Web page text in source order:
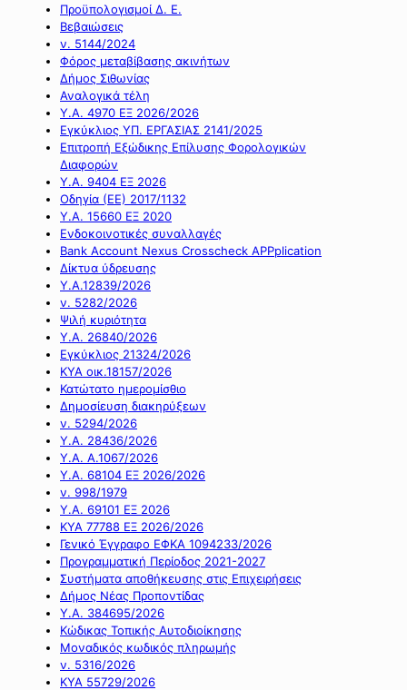
Προϋπολογισμοί Δ. Ε.
Βεβαιώσεις
ν. 5144/2024
Φόρος μεταβίβασης ακινήτων
Δήμος Σιθωνίας
Αναλογικά τέλη
Υ.Α. 4970 ΕΞ 2026/2026
Εγκύκλιος ΥΠ. ΕΡΓΑΣΙΑΣ 2141/2025
Επιτροπή Εξώδικης Επίλυσης Φορολογικών
Διαφορών
Υ.Α. 9404 ΕΞ 2026
Οδηγία (ΕΕ) 2017/1132
Υ.Α. 15660 ΕΞ 2020
Ενδοκοινοτικές συναλλαγές
Bank Account Nexus Crosscheck APPplication
Δίκτυα ύδρευσης
Υ.Α.12839/2026
ν. 5282/2026
Ψιλή κυριότητα
Υ.Α. 26840/2026
Εγκύκλιος 21324/2026
ΚΥΑ οικ.18157/2026
Κατώτατο ημερομίσθιο
Δημοσίευση διακηρύξεων
ν. 5294/2026
Υ.Α. 28436/2026
Υ.Α. Α.1067/2026
Υ.Α. 68104 ΕΞ 2026/2026
ν. 998/1979
Υ.Α. 69101 ΕΞ 2026
ΚΥΑ 77788 ΕΞ 2026/2026
Γενικό Έγγραφο ΕΦΚΑ 1094233/2026
Προγραμματική Περίοδος 2021-2027
Συστήματα αποθήκευσης στις Επιχειρήσεις
Δήμος Νέας Προποντίδας
Υ.Α. 384695/2026
Κώδικας Τοπικής Αυτοδιοίκησης
Μοναδικός κωδικός πληρωμής
ν. 5316/2026
ΚΥΑ 55729/2026